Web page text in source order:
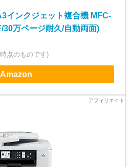
インクジェット複合機 MFC-
万ページ耐久/自動両面)
点のものです)
Amazon